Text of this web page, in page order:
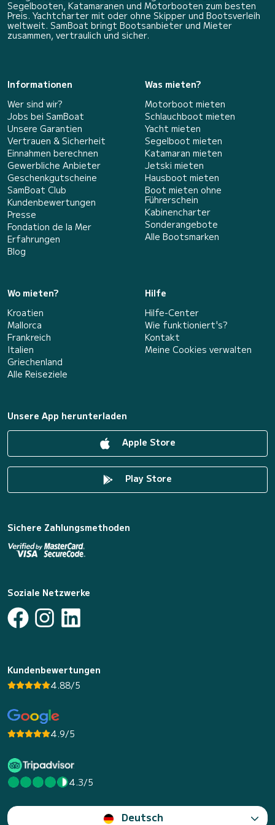
Segelbooten, Katamaranen und Motorbooten zum besten
Preis. Yachtcharter mit oder ohne Skipper und Bootsverleih
weltweit. SamBoat bringt Bootsanbieter und Mieter
zusammen, vertraulich und sicher.
Informationen
Wer sind wir?
Jobs bei SamBoat
Unsere Garantien
Vertrauen & Sicherheit
Einnahmen berechnen
Gewerbliche Anbieter
Geschenkgutscheine
SamBoat Club
Kundenbewertungen
Presse
Fondation de la Mer
Erfahrungen
Blog
Was mieten?
Motorboot mieten
Schlauchboot mieten
Yacht mieten
Segelboot mieten
Katamaran mieten
Jetski mieten
Hausboot mieten
Boot mieten ohne
Führerschein
Kabinencharter
Sonderangebote
Alle Bootsmarken
Wo mieten?
Kroatien
Mallorca
Frankreich
Italien
Griechenland
Alle Reiseziele
Hilfe
Hilfe-Center
Wie funktioniert's?
Kontakt
Meine Cookies verwalten
Unsere App herunterladen
Apple Store
Play Store
Sichere Zahlungsmethoden
Soziale Netzwerke
Kundenbewertungen
4.88/5
4.9/5
4.3/5
Deutsch